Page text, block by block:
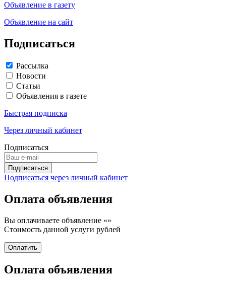
Объявление в газету
Объявление на сайт
Подписаться
Рассылка
Новости
Статьи
Объявления в газете
Быстрая подписка
Через личный кабинет
Подписаться
Подписаться через личный кабинет
Оплата объявления
Вы оплачиваете объявление «»
Стоимость данной услуги рублей
Оплата объявления